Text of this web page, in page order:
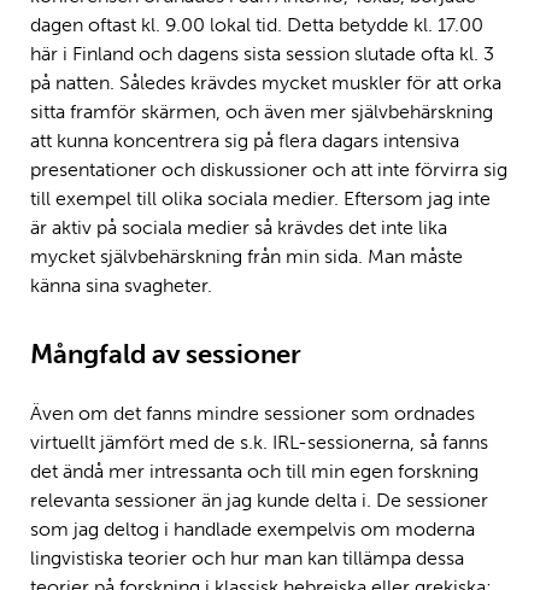
dagen oftast kl. 9.00 lokal tid. Detta betydde kl. 17.00
här i Finland och dagens sista session slutade ofta kl. 3
på natten. Således krävdes mycket muskler för att orka
sitta framför skärmen, och även mer självbehärskning
att kunna koncentrera sig på flera dagars intensiva
presentationer och diskussioner och att inte förvirra sig
till exempel till olika sociala medier. Eftersom jag inte
är aktiv på sociala medier så krävdes det inte lika
mycket självbehärskning från min sida. Man måste
känna sina svagheter.
Mångfald av sessioner
Även om det fanns mindre sessioner som ordnades
virtuellt jämfört med de s.k. IRL-sessionerna, så fanns
det ändå mer intressanta och till min egen forskning
relevanta sessioner än jag kunde delta i. De sessioner
som jag deltog i handlade exempelvis om moderna
lingvistiska teorier och hur man kan tillämpa dessa